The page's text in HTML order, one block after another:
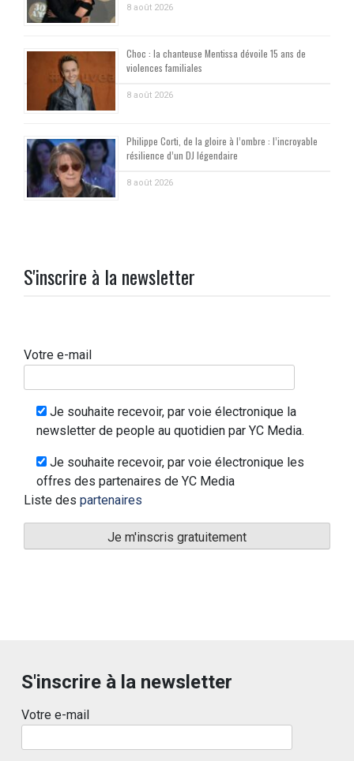
8 août 2026
Choc : la chanteuse Mentissa dévoile 15 ans de
violences familiales
8 août 2026
Philippe Corti, de la gloire à l’ombre : l’incroyable
résilience d’un DJ légendaire
8 août 2026
S'inscrire à la newsletter
Votre e-mail
Je souhaite recevoir, par voie électronique la
newsletter de people au quotidien par YC Media.
Je souhaite recevoir, par voie électronique les
offres des partenaires de YC Media
Liste des partenaires
S'inscrire à la newsletter
Votre e-mail